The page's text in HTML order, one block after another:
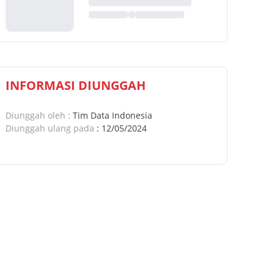
INFORMASI DIUNGGAH
Diunggah oleh : Tim Data Indonesia
Diunggah ulang pada : 12/05/2024